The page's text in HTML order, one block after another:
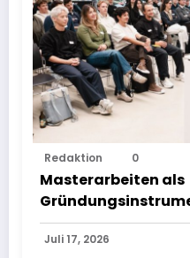
Startups | Bild: TUM
Redaktion 0
Masterarbeiten als
Programm führt zu
Juli 17, 2026